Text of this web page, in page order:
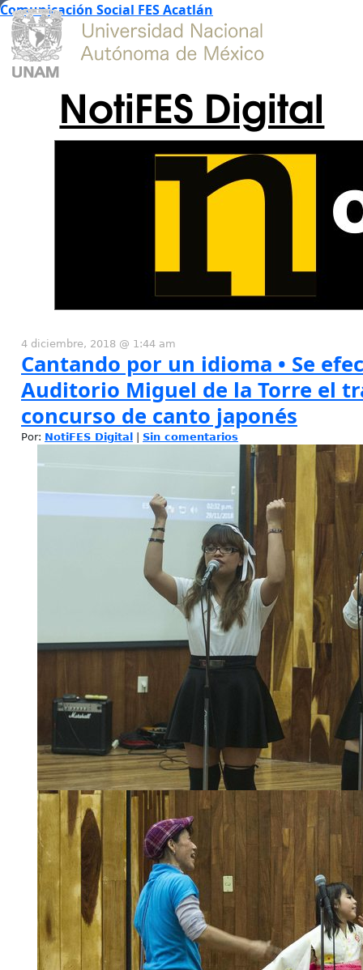
Comunicación Social FES Acatlán
NotiFES Digital
4 diciembre, 2018 @ 1:44 am
Cantando por un idioma • Se
Auditorio Miguel de la Torre el
concurso de canto japonés
Por: NotiFES Digital Sin comentarios